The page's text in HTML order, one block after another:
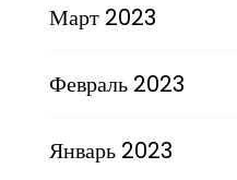
Март 2023
Февраль 2023
Январь 2023